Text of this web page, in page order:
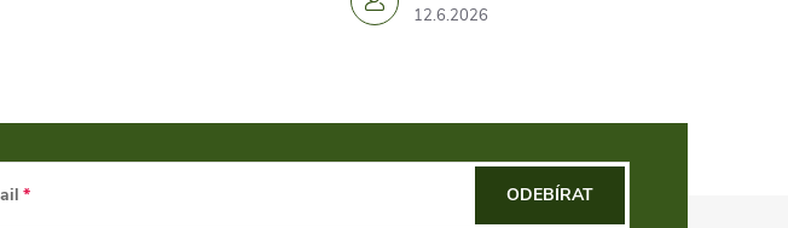
12.6.2026
ODEBÍRAT